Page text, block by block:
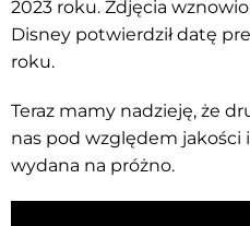
2023 roku. Zdjęcia
Disney potwierdził datę
roku.
Teraz mamy nadzieję, że
nas pod względem jakości
wydana na próżno.